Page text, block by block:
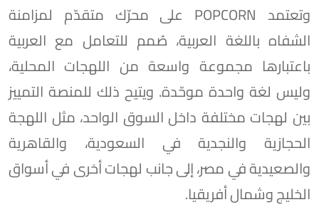
وتعتمد POPCORN على محرّك متقدّم لمزامنة
الشفاه باللغة العربية، صُمم للتعامل مع العربية
باعتبارها مجموعة واسعة من اللهجات المحلية،
وليس لغة واحدة موحّدة. ويتيح ذلك للمنصة التمييز
بين لهجات مختلفة داخل السوق الواحد، مثل اللهجة
الحجازية والنجدية في السعودية، والقاهرية
والصعيدية في مصر، إلى جانب لهجات أخرى في أسواق
الخليج وشمال أفريقيا.